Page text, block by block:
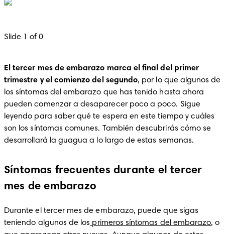
Slide 1 of 0
El tercer mes de embarazo marca el final del primer
trimestre y el comienzo del segundo, por lo que algunos de
los síntomas del embarazo que has tenido hasta ahora
pueden comenzar a desaparecer poco a poco. Sigue
leyendo para saber qué te espera en este tiempo y cuáles
son los síntomas comunes. También descubrirás cómo se
desarrollará la guagua a lo largo de estas semanas.
Síntomas frecuentes durante el tercer
mes de embarazo
Durante el tercer mes de embarazo, puede que sigas
teniendo algunos de los primeros síntomas del embarazo, o